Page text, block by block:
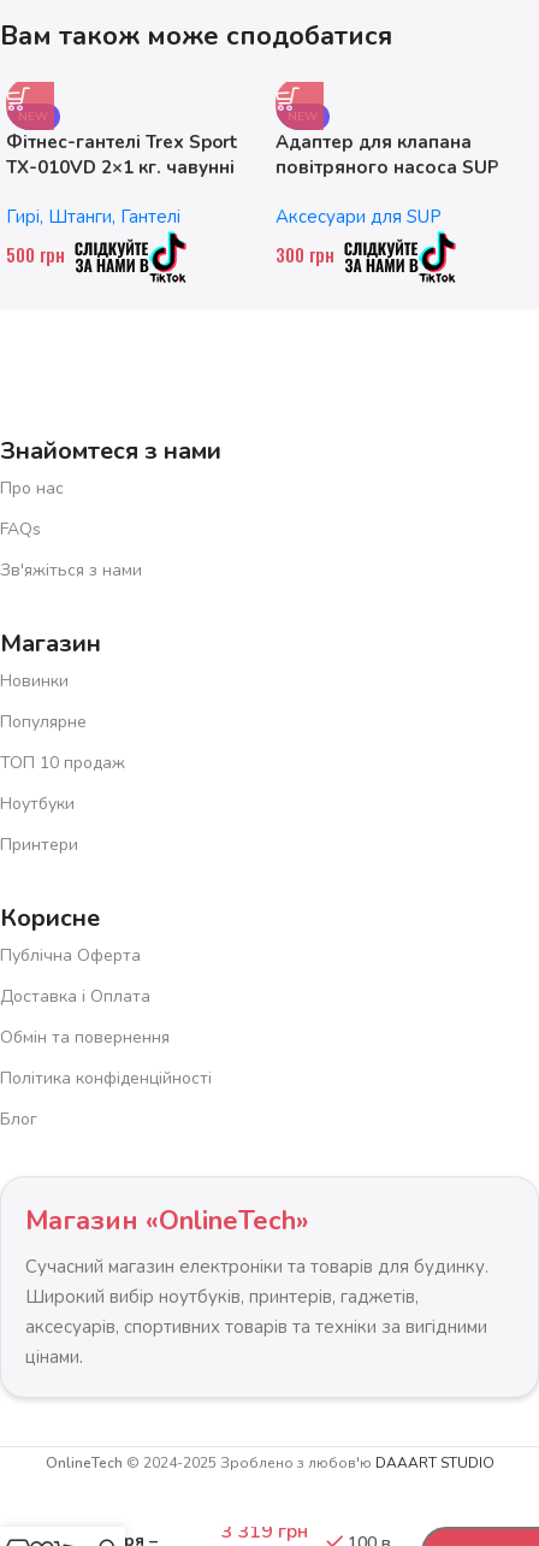
Вам також може сподобатися
NEW
Фітнес-гантелі Trex Sport
TX-010VD 2×1 кг. чавунні
Гирі, Штанги, Гантелі
500 грн
NEW
Адаптер для клапана
повітряного насоса SUP
Аксесуари для SUP
300 грн
Знайомтеся з нами
Про нас
FAQs
Зв'яжіться з нами
Магазин
Новинки
Популярне
ТОП 10 продаж
Ноутбуки
Принтери
Корисне
Публічна Оферта
Доставка і Оплата
Обмін та повернення
Політика конфіденційності
Блог
Магазин «OnlineTech»
Сучасний магазин електроніки та товарів для будинку.
Широкий вибір ноутбуків, принтерів, гаджетів,
аксесуарів, спортивних товарів та техніки за вигідними
цінами.
OnlineTech © 2024-2025 Зроблено з любов'ю DAAART STUDIO
повітря –
3 319 грн